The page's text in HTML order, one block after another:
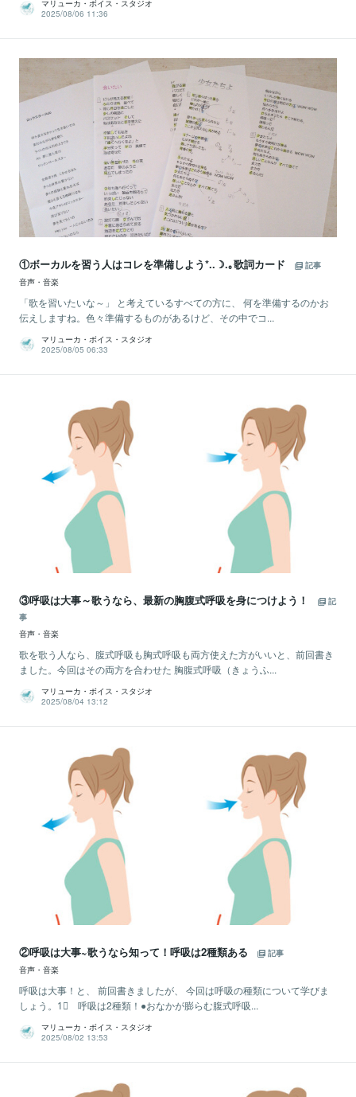
マリューカ・ボイス・スタジオ
2025/08/06 11:36
①ボーカルを習う人はコレを準備しよう*..☽.｡歌詞カード
記事
音声・音楽
「歌を習いたいな～」 と考えているすべての方に、 何を準備するのかお
伝えしますね。色々準備するものがあるけど、その中でコ...
マリューカ・ボイス・スタジオ
2025/08/05 06:33
③呼吸は大事～歌うなら、最新の胸腹式呼吸を身につけよう！
記
事
音声・音楽
歌を歌う人なら、腹式呼吸も胸式呼吸も両方使えた方がいいと、前回書き
ました。今回はその両方を合わせた 胸腹式呼吸（きょうふ...
マリューカ・ボイス・スタジオ
2025/08/04 13:12
②呼吸は大事~歌うなら知って！呼吸は2種類ある
記事
音声・音楽
呼吸は大事！と、 前回書きましたが、 今回は呼吸の種類について学びま
しょう。1⃣ 呼吸は2種類！●おなかが膨らむ腹式呼吸...
マリューカ・ボイス・スタジオ
2025/08/02 13:53